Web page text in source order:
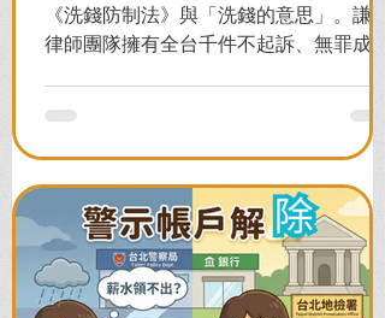
《洗錢防制法》與「洗錢的意思」。謙聖
律師團隊擁有全台千件不起訴、無罪成功